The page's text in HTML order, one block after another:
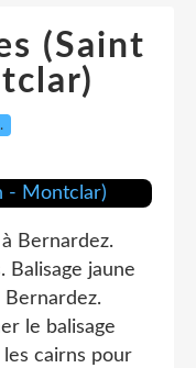
(Saint
Bernardez.
Balisage jaune
Bernardez.
le balisage
cairns pour